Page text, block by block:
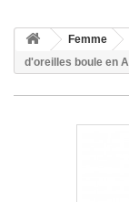
Femme
d'oreilles boule en